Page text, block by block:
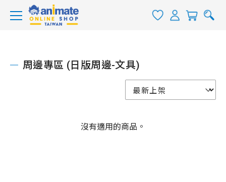
周邊專區 (日版周邊-文具)
沒有適用的商品。